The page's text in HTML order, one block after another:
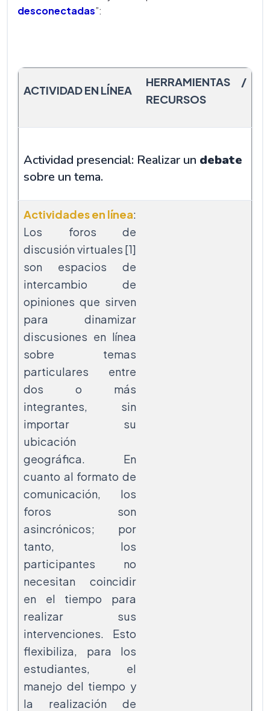
desconectadas”:
ACTIVIDAD EN LÍNEA
HERRAMIENTAS /
RECURSOS
Actividad presencial: Realizar un debate
sobre un tema.
Actividades en línea:
Los foros de
discusión virtuales [1]
son espacios de
intercambio de
opiniones que sirven
para dinamizar
discusiones en línea
sobre temas
particulares entre
dos o más
integrantes, sin
importar su
ubicación
geográfica. En
cuanto al formato de
comunicación, los
foros son
asincrónicos; por
tanto, los
participantes no
necesitan coincidir
en el tiempo para
realizar sus
intervenciones. Esto
flexibiliza, para los
estudiantes, el
manejo del tiempo y
la realización de